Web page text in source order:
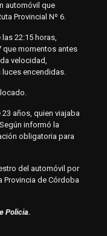
automóvil que
Provincial Nº 6.
22:15 horas,
que momentos antes
velocidad,
encendidas.
años, quien viajaba
informó la
obligatoria para
del automóvil por
Provincia de Córdoba
Policia.